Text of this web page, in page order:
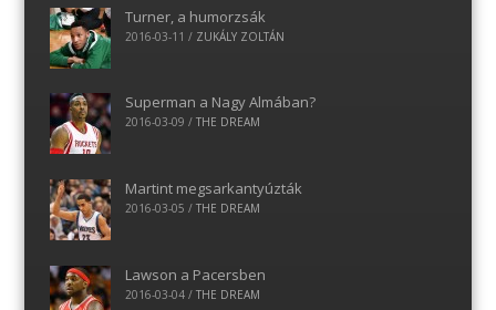
Turner, a humorzsák
2016-03-11 / ZUKÁLY ZOLTÁN
Superman a Nagy Almában?
2016-03-09 / THE DREAM
Martint megsarkantyúzták
2016-03-05 / THE DREAM
Lawson a Pacersben
2016-03-04/ THE DREAM